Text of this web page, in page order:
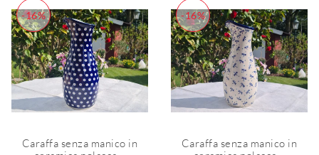
-16%
Caraffa senza manico in
-16%
Caraffa senza manico in